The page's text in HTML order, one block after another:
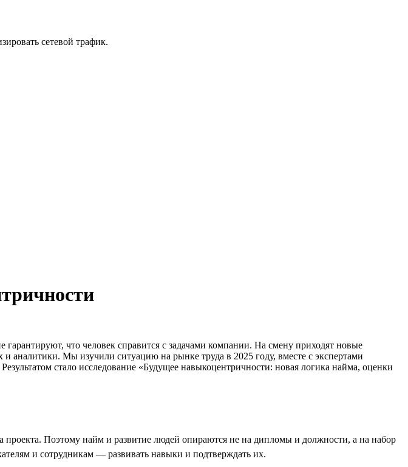
сетевой трафик.
что человек справится с задачами компании. На смену приходят новые
Мы изучили ситуацию на рынке труда в 2025 году, вместе с экспертами
стало исследование «Будущее навыкоцентричности: новая логика найма, оценки
проекта. Поэтому найм и развитие людей опираются не на дипломы и должности, а на набор
и сотрудникам — развивать навыки и подтверждать их.